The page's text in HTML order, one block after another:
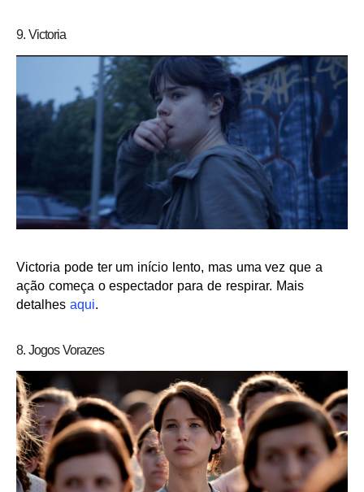
9. Victoria
Victoria pode ter um início lento, mas uma vez que a
ação começa o espectador para de respirar. Mais
detalhes aqui.
8. Jogos Vorazes